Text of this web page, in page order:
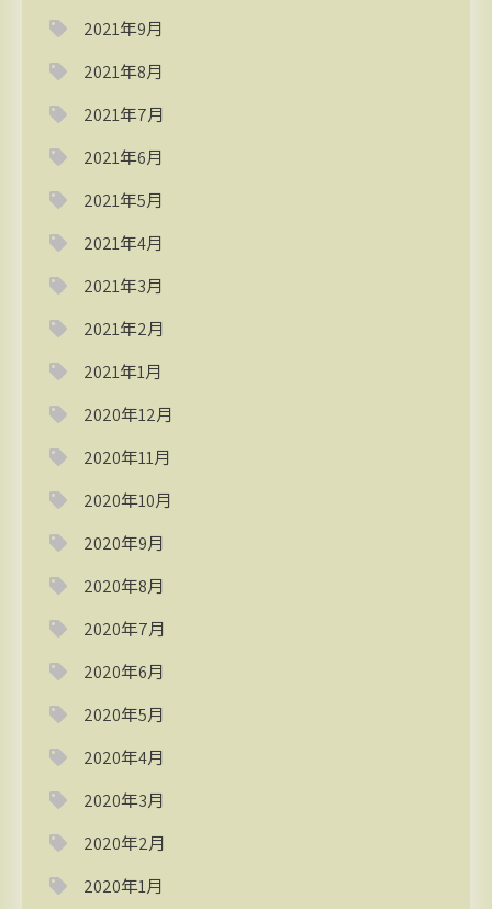
2021年9月
2021年8月
2021年7月
2021年6月
2021年5月
2021年4月
2021年3月
2021年2月
2021年1月
2020年12月
2020年11月
2020年10月
2020年9月
2020年8月
2020年7月
2020年6月
2020年5月
2020年4月
2020年3月
2020年2月
2020年1月